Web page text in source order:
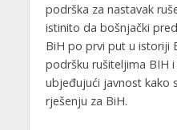
podrška za nastavak
istinito da bošnjački
BiH po prvi put u istoriji
podršku rušiteljima BIH
ubjeđujući javnost kako
rješenju za BiH.